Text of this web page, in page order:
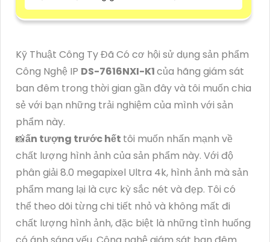
Kỹ Thuật Công Ty Đã Có cơ hội sử dụng sản phẩm
Công Nghệ IP DS-7616NXI-K1của hãng giám sát
ban đêm trong thời gian gần đây và tôi muốn chia
sẻ với bạn những trải nghiệm của mình với sản
phẩm này.
📸ấn tượng trước hết tôi muốn nhấn mạnh về
chất lượng hình ảnh của sản phẩm này. Với độ
phân giải 8.0 megapixel Ultra 4k, hình ảnh mà sản
phẩm mang lại là cực kỳ sắc nét và đẹp. Tôi có
thể theo dõi từng chi tiết nhỏ và không mất đi
chất lượng hình ảnh, đặc biệt là những tình huống